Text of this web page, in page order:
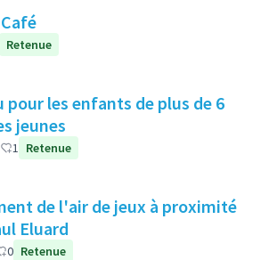
Retenue
pour les enfants de plus de 6
jeunes
1 Retenue
de l'air de jeux à proximité
Eluard
0 Retenue